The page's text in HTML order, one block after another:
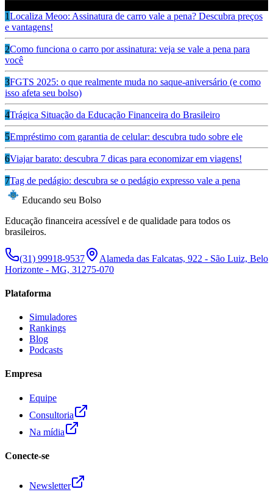
1Localiza Meoo: Assinatura de carro vale a pena? Descubra preços
e vantagens!
2Como funciona o carro por assinatura: veja se vale a pena para
você
3FGTS 2025: o que realmente muda no saque-aniversário (e como
isso afeta seu bolso)
4Trágica Situação da Educação Financeira do Brasileiro
5Empréstimo com garantia de celular: descubra tudo sobre ele
6Viajar barato: descubra 7 dicas para economizar em viagens!
7Tag de pedágio: descubra se o pedágio expresso vale a pena
Educando seu Bolso
Educação financeira acessível e de qualidade para todos os
brasileiros.
(31) 99918-9537
Alameda das Falcatas, 922 - São Luiz, Belo
Horizonte - MG, 31275-070
Plataforma
Simuladores
Rankings
Blog
Podcasts
Empresa
Equipe
Consultoria
Na mídia
Conecte-se
Newsletter